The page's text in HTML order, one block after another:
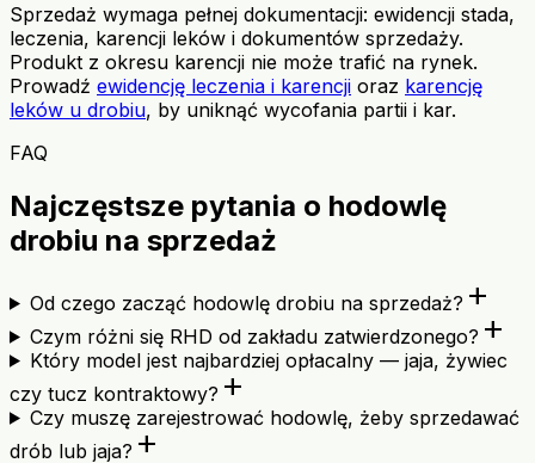
Sprzedaż wymaga pełnej dokumentacji: ewidencji stada,
leczenia, karencji leków i dokumentów sprzedaży.
Produkt z okresu karencji nie może trafić na rynek.
Prowadź ewidencję leczenia i karencji oraz karencję
leków u drobiu, by uniknąć wycofania partii i kar.
FAQ
Najczęstsze pytania o hodowlę
drobiu na sprzedaż
Od czego zacząć hodowlę drobiu na sprzedaż? add
Czym różni się RHD od zakładu zatwierdzonego? add
Który model jest najbardziej opłacalny — jaja, żywiec
czy tucz kontraktowy? add
Czy muszę zarejestrować hodowlę, żeby sprzedawać
drób lub jaja? add